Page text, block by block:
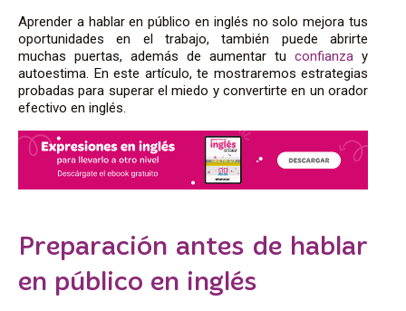
Aprender a hablar en público en inglés no solo mejora tus
oportunidades en el trabajo, también puede abrirte
muchas puertas, además de aumentar tu confianza y
autoestima. En este artículo, te mostraremos estrategias
probadas para superar el miedo y convertirte en un orador
efectivo en inglés.
Preparación antes de hablar
en público en inglés